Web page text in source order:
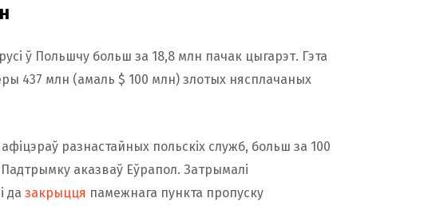
ў Польшчу больш за 18,8 млн пачак цыгарэт. Гэта
437 млн (амаль $ 100 млн) злотых нясплачаных
разнастайных польскіх служб, больш за 100
аказваў Еўрапол. Затрымалі
да закрыцця памежнага пункта пропуску